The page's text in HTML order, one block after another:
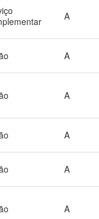
A
A
A
A
A
A